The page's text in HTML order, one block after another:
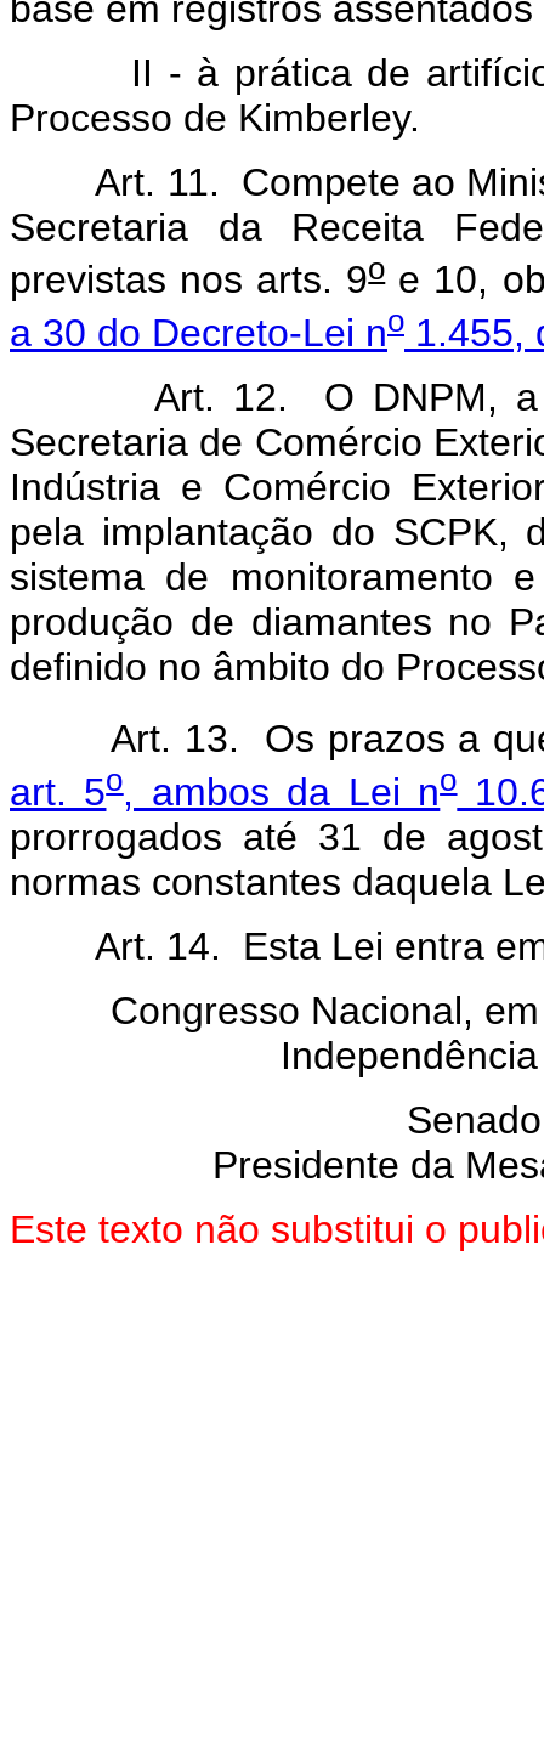
II - à prática de artifício
Processo de Kimberley.
Art. 11. Compete ao
Secretaria da Receita
previstas nos arts. 9oe 10,
a 30 do Decreto-Lei no 1.455,
Art. 12. O DNPM, a
Secretaria de Comércio
Indústria e Comércio
pela implantação do SCPK,
sistema de monitoramento
produção de diamantes no
definido no âmbito do
Art. 13. Os prazos a
art. 5o, ambos da Lei no
prorrogados até 31 de
normas constantes daquela
Art. 14. Esta Lei entra em
Congresso Nacional,
Presidente da
Este texto não substitui o